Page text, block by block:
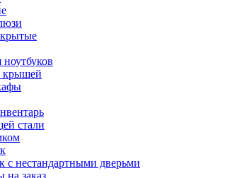
крышей
стали
с нестандартными дверьми
заказ